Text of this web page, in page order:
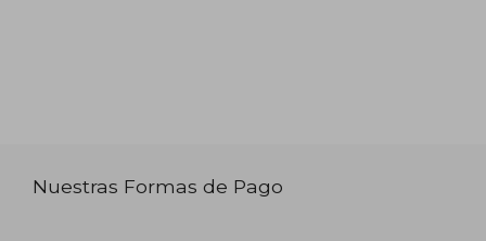
Nuestras Formas de Pago